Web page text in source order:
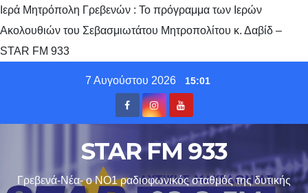
Ιερά Μητρόπολη Γρεβενών : Το πρόγραμμα των Ιερών
Ακολουθιών του Σεβασμιωτάτου Μητροπολίτου κ. Δαβίδ –
STAR FM 933
7 Αυγούστου 2026 15:01
STAR FM 933
Γρεβενά-Νέα- ο ΝΟ1 ραδιοφωνικός σταθμός της δυτικής